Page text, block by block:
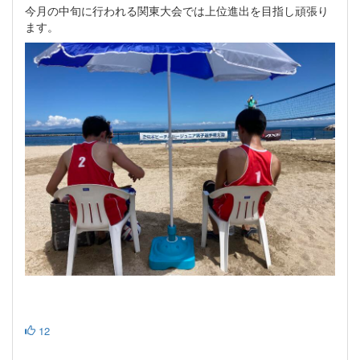
今月の中旬に行われる関東大会では上位進出を目指し頑張り
ます。
12